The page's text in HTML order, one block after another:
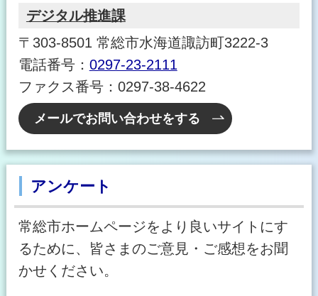
デジタル推進課
〒303-8501 常総市水海道諏訪町3222-3
電話番号： 0297-23-2111
ファクス番号：0297-38-4622
メールでお問い合わせをする
アンケート
常総市ホームページをより良いサイトにす
るために、皆さまのご意見・ご感想をお聞
かせください。